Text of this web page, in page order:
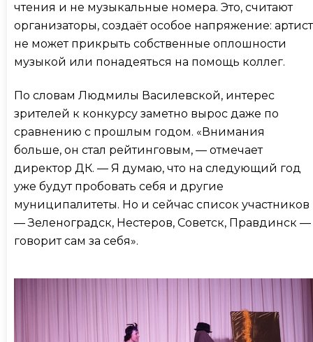
чтения и не музыкальные номера. Это, считают
организаторы, создаёт особое напряжение: артист
не может прикрыть собственные оплошности
музыкой или понадеяться на помощь коллег.
По словам Людмилы Василевской, интерес
зрителей к конкурсу заметно вырос даже по
сравнению с прошлым годом. «Внимания
больше, он стал рейтинговым, — отмечает
директор ДК. — Я думаю, что на следующий год
уже будут пробовать себя и другие
муниципалитеты. Но и сейчас список участников
— Зеленоградск, Нестеров, Советск, Правдинск —
говорит сам за себя».